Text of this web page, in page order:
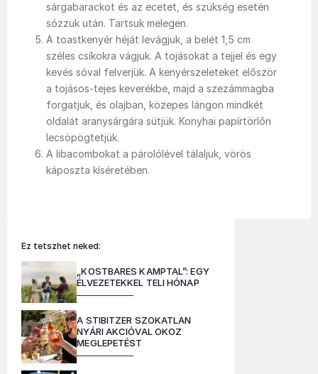
sárgabarackot és az ecetet, és szükség esetén
sózzuk után. Tartsuk melegen.
A toastkenyér héját levágjuk, a belét 1,5 cm
széles csíkokra vágjuk. A tojásokat a tejjel és egy
kevés sóval felverjük. A kenyérszeleteket először
a tojásos-tejes keverékbe, majd a szezámmagba
forgatjuk, és olajban, közepes lángon mindkét
oldalát aranysárgára sütjük. Konyhai papírtörlőn
lecsöpögtetjük.
A libacombokat a párolólével tálaljuk, vörös
káposzta kíséretében.
Ez tetszhet neked:
„KOSTBARES KAMPTAL”: EGY
ÉLVEZETEKKEL TELI HÓNAP
A STIBITZER SZOKATLAN
NYÁRI AKCIÓVAL OKOZ
MEGLEPETÉST